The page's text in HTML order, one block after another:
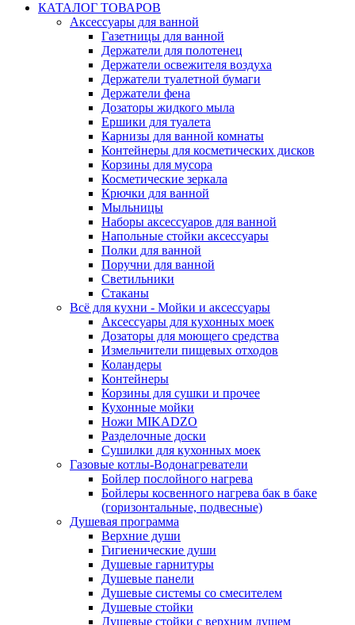
КАТАЛОГ ТОВАРОВ
Аксессуары для ванной
Газетницы для ванной
Держатели для полотенец
Держатели освежителя воздуха
Держатели туалетной бумаги
Держатели фена
Дозаторы жидкого мыла
Ершики для туалета
Карнизы для ванной комнаты
Контейнеры для косметических дисков
Корзины для мусора
Косметические зеркала
Крючки для ванной
Мыльницы
Наборы аксессуаров для ванной
Напольные стойки аксессуары
Полки для ванной
Поручни для ванной
Светильники
Стаканы
Всё для кухни - Мойки и аксессуары
Аксессуары для кухонных моек
Дозаторы для моющего средства
Измельчители пищевых отходов
Коландеры
Контейнеры
Корзины для сушки и прочее
Кухонные мойки
Ножи MIKADZO
Разделочные доски
Сушилки для кухонных моек
Газовые котлы-Водонагреватели
Бойлер послойного нагрева
Бойлеры косвенного нагрева бак в баке
(горизонтальные, подвесные)
Душевая программа
Верхние души
Гигиенические души
Душевые гарнитуры
Душевые панели
Душевые системы со смесителем
Душевые стойки
Душевые стойки с верхним душем